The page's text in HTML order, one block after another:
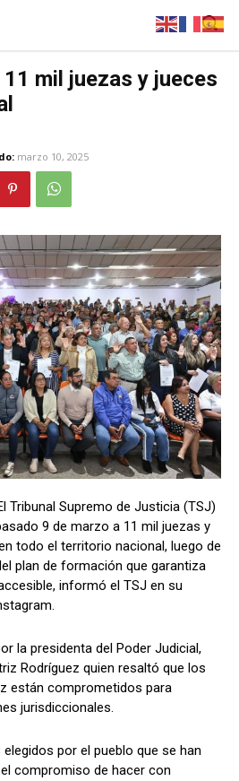
mil juezas y jueces
marzo 10, 2025
Tribunal Supremo de Justicia (TSJ)
9 de marzo a 11 mil juezas y
todo el territorio nacional, luego de
plan de formación que garantiza
informó el TSJ en su
la presidenta del Poder Judicial,
Rodríguez quien resaltó que los
están comprometidos para
jurisdiccionales.
por el pueblo que se han
compromiso de hacer con